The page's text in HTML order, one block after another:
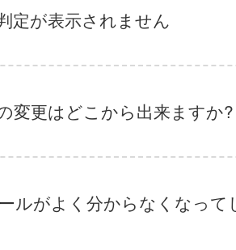
定が表示されません
変更はどこから出来ますか?
ルがよく分からなくなって